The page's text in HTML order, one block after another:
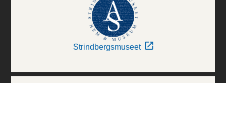
Strindbergsmuseet